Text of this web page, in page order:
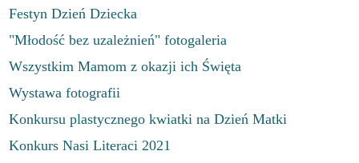
Festyn Dzień Dziecka
"Młodość bez uzależnień" fotogaleria
Wszystkim Mamom z okazji ich Święta
Wystawa fotografii
Konkursu plastycznego kwiatki na Dzień Matki
Konkurs Nasi Literaci 2021